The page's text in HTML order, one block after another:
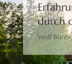
durch
Wolf